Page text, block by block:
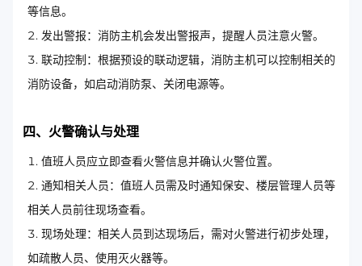
等信息。
发出警报：消防主机会发出警报声，提醒人员注意火警。
联动控制：根据预设的联动逻辑，消防主机可以控制相关的
消防设备，如启动消防泵、关闭电源等。
四、火警确认与处理
值班人员应立即查看火警信息并确认火警位置。
通知相关人员：值班人员需及时通知保安、楼层管理人员等
相关人员前往现场查看。
现场处理：相关人员到达现场后，需对火警进行初步处理，
如疏散人员、使用灭火器等。